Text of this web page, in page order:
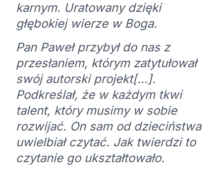
karnym. Uratowany dzięki
głębokiej wierze w Boga.
Pan Paweł przybył do nas z
przesłaniem, którym zatytułował
swój autorski projekt[…].
Podkreślał, że w każdym tkwi
talent, który musimy w sobie
rozwijać. On sam od dzieciństwa
uwielbiał czytać. Jak twierdzi to
czytanie go ukształtowało.